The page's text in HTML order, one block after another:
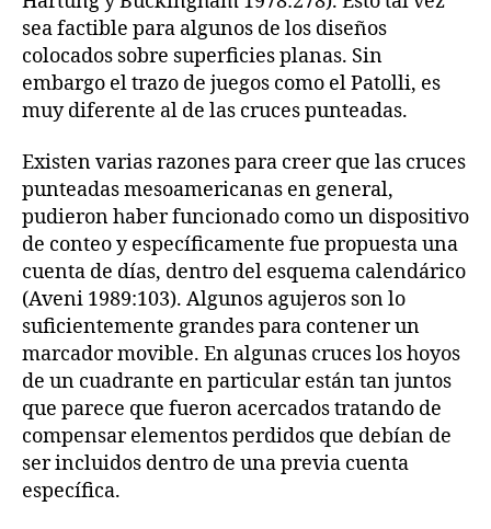
sea factible para algunos de los diseños
colocados sobre superficies planas. Sin
embargo el trazo de juegos como el Patolli, es
muy diferente al de las cruces punteadas.
Existen varias razones para creer que las cruces
punteadas mesoamericanas en general,
pudieron haber funcionado como un dispositivo
de conteo y específicamente fue propuesta una
cuenta de días, dentro del esquema calendárico
(Aveni 1989:103). Algunos agujeros son lo
suficientemente grandes para contener un
marcador movible. En algunas cruces los hoyos
de un cuadrante en particular están tan juntos
que parece que fueron acercados tratando de
compensar elementos perdidos que debían de
ser incluidos dentro de una previa cuenta
específica.